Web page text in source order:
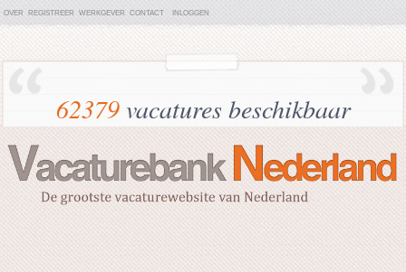
OVER REGISTREER WERKGEVER CONTACT INLOGGEN
62379vacatures beschikbaar